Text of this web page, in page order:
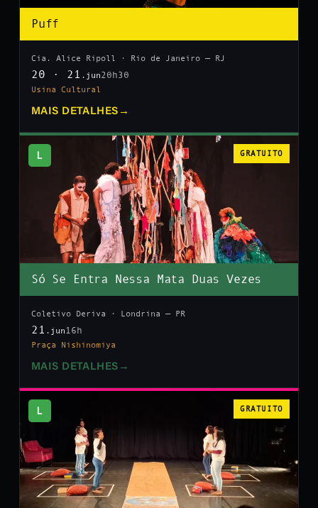
Puff
Cia. Alice Ripoll · Rio de Janeiro — RJ
20 · 21 .jun20h30
Usina Cultural
MAIS DETALHES →
L GRATUITO
Só Se Entra Nessa Mata Duas Vezes
Coletivo Deriva · Londrina — PR
21 .jun 16h
Praça Nishinomiya
MAIS DETALHES →
L GRATUITO